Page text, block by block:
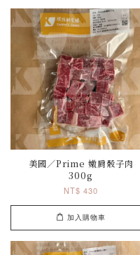
美國／Prime 嫩肩骰子肉
300g
NT$ 430
加入購物車